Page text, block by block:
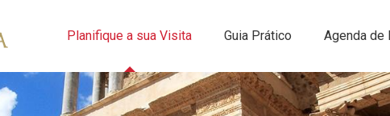
Planifique a sua Visita Guia Prático Agenda de